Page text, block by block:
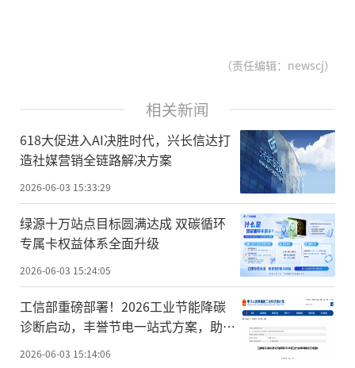
（责任编辑：newscj）
相关新闻
618大促进入AI决胜时代，兴长信达打
造社媒营销全链路解决方案
2026-06-03 15:33:29
绿源十万站点目标圆满达成 双碳循环
专属卡权益体系全面升级
2026-06-03 15:24:05
工信部重磅部署！2026工业节能降碳
诊断启动，丰誉节电一站式方案，助力
2026-06-03 15:14:06